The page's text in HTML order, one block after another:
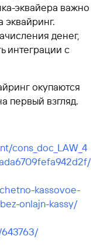
эквайера важно
эквайринг.
денег,
интеграции с
окупаются
первый взгляд.
cons_doc_LAW_4
kassovoe-
onlajn-kassy/